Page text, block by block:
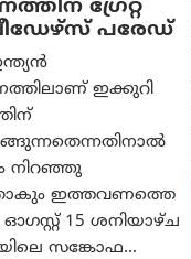
ഗ്രേറ്റ്
പരേഡ്
ഇക്കുറി
നിറഞ്ഞു
ഇത്തവണത്തെ
15 ശനിയാഴ്ച
സങ്കോഫ...